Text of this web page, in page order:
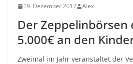
19. Dezember 2017 Alex
Der Zeppelinbörsen
5.000€ an den
Zweimal im Jahr veranstaltet der